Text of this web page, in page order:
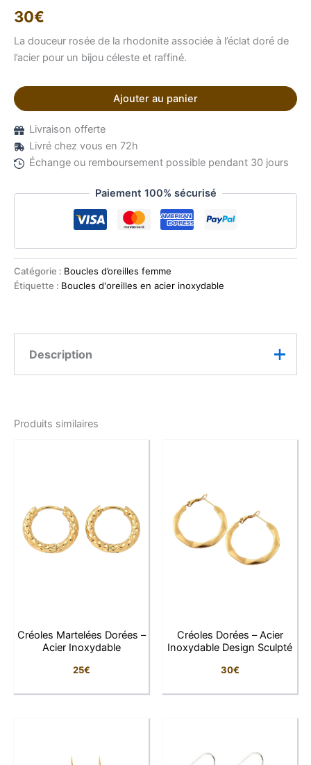
30€
La douceur rosée de la rhodonite associée à l’éclat doré de
l’acier pour un bijou céleste et raffiné.
Ajouter au panier
Livraison offerte
Livré chez vous en 72h
Échange ou remboursement possible pendant 30 jours
Paiement 100% sécurisé
Catégorie : Boucles d’oreilles femme
Étiquette : Boucles d'oreilles en acier inoxydable
Description
Matière : Acier 316 inoxydable doré
Pierre naturelle : Rhodonite (5 mm)
Pourquoi on l’adore :
Parce qu’elles mêlent élégance et éclat minéral pour
illuminer chaque tenue avec finesse.
bijouterie en ligne.
Produits similaires
Créoles Martelées Dorées –
Acier Inoxydable
25€
Créoles Dorées – Acier
Inoxydable Design Sculpté
30€